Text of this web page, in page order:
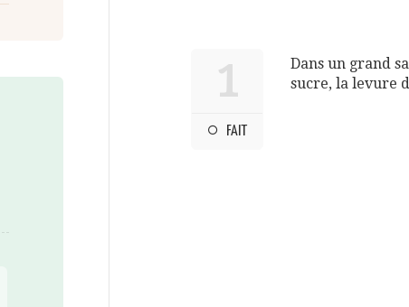
1
FAIT
Dans un grand
sucre, la levure